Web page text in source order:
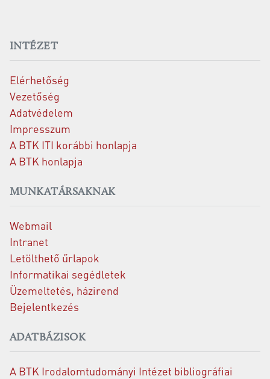
INTÉZET
Elérhetőség
Vezetőség
Adatvédelem
Impresszum
A BTK ITI korábbi honlapja
A BTK honlapja
MUNKATÁRSAKNAK
Webmail
Intranet
Letölthető űrlapok
Informatikai segédletek
Üzemeltetés, házirend
Bejelentkezés
ADATBÁZISOK
A BTK Irodalomtudományi Intézet bibliográfiai